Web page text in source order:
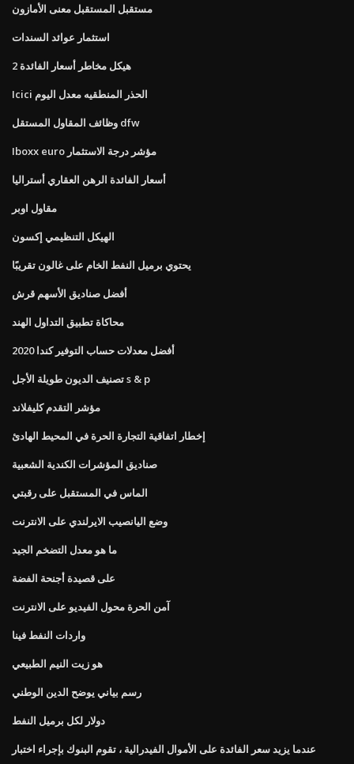
مستقبل المستقبل معنى الأمازون
استثمار عوائد السندات
2 هيكل مخاطر أسعار الفائدة
Icici الحذر المنطقيه معدل اليوم
وظائف المقاول المستقل dfw
Iboxx euro مؤشر درجة الاستثمار
أسعار الفائدة الرهن العقاري أستراليا
مقاول اوبر
الهيكل التنظيمي إكسون
يحتوي برميل النفط الخام على غالون تقريبًا
أفضل صناديق الأسهم قرش
محاكاة تطبيق التداول الهند
أفضل معدلات حساب التوفير كندا 2020
تصنيف الديون طويلة الأجل s & p
مؤشر التقدم كليفلاند
إخطار اتفاقية التجارة الحرة في المحيط الهادئ
صناديق المؤشرات الكندية الشعبية
الماس في المستقبل على رقبتي
وضع اليانصيب الايرلندي على الانترنت
ما هو معدل التضخم الجيد
على قصيدة أجنحة الفضة
آمن الحرة محول الفيديو على الانترنت
واردات النفط فينا
هو زيت النيم الطبيعي
رسم بياني يوضح الدين الوطني
دولار لكل برميل النفط
عندما يزيد سعر الفائدة على الأموال الفيدرالية ، تقوم البنوك بإجراء اختبار